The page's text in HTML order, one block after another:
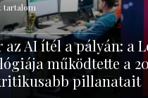
tartalom
az AI ítél a pályán: a
működtette a
pillanatait